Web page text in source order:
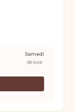
Samedi
08 Août